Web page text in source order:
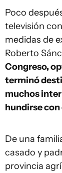
Poco
televisión
medidas de
Roberto
Congreso,
terminó
muchos
hundirse con
De una
casado y
provincia